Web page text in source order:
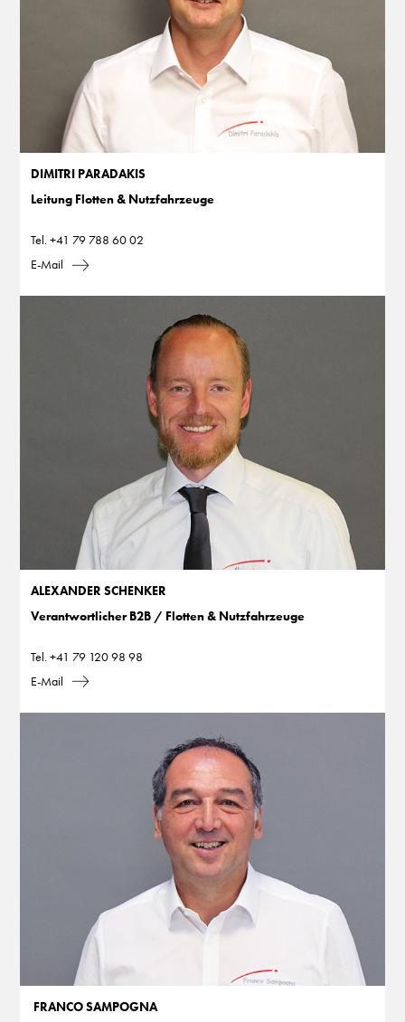
DIMITRI PARADAKIS
Leitung Flotten & Nutzfahrzeuge
Tel.+41 79 788 60 02
E-Mail
ALEXANDER SCHENKER
Verantwortlicher B2B / Flotten & Nutzfahrzeuge
Tel.+41 79 120 98 98
E-Mail
FRANCO SAMPOGNA